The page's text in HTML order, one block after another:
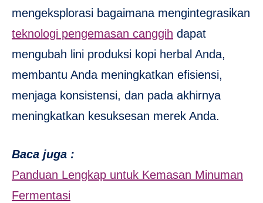
mengeksplorasi bagaimana mengintegrasikan
teknologi pengemasan canggih dapat
mengubah lini produksi kopi herbal Anda,
membantu Anda meningkatkan efisiensi,
menjaga konsistensi, dan pada akhirnya
meningkatkan kesuksesan merek Anda.
Baca juga :
Panduan Lengkap untuk Kemasan Minuman
Fermentasi